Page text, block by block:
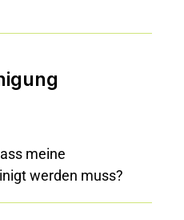
meine
werden muss?